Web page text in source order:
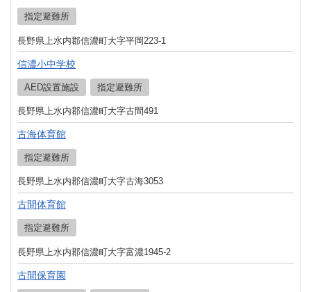
指定避難所
長野県上水内郡信濃町大字平岡223-1
信濃小中学校
AED設置施設 指定避難所
長野県上水内郡信濃町大字古間491
古海体育館
指定避難所
長野県上水内郡信濃町大字古海3053
古間体育館
指定避難所
長野県上水内郡信濃町大字富濃1945-2
古間保育園